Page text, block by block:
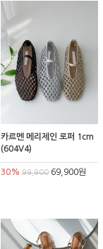
카르멘 메리제인 로퍼 1cm
(604V4)
30% 99,90069,900원